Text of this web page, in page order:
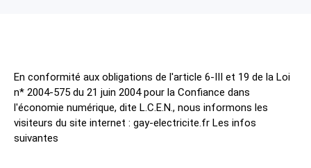
En conformité aux obligations de l'article 6-III et 19 de la Loi
n* 2004-575 du 21 juin 2004 pour la Confiance dans
l'économie numérique, dite L.C.E.N., nous informons les
visiteurs du site internet : gay-electricite.fr Les infos
suivantes